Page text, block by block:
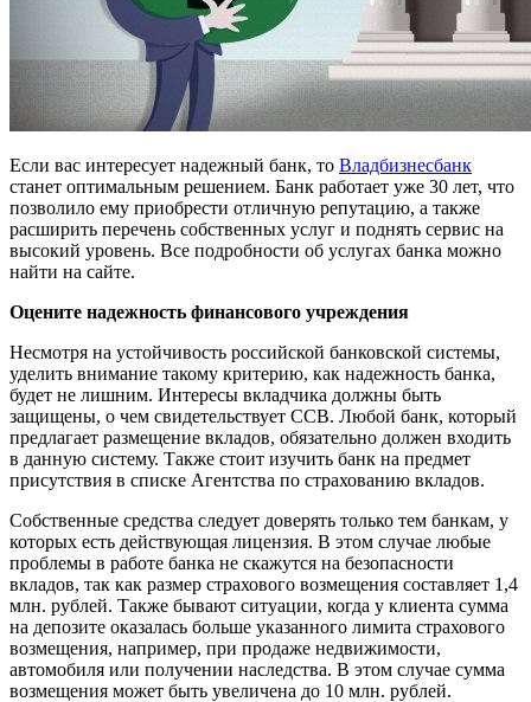
Если вас интересует надежный банк, то Владбизнесбанк
станет оптимальным решением. Банк работает уже 30 лет, что
позволило ему приобрести отличную репутацию, а также
расширить перечень собственных услуг и поднять сервис на
высокий уровень. Все подробности об услугах банка можно
найти на сайте.
Оцените надежность финансового учреждения
Несмотря на устойчивость российской банковской системы,
уделить внимание такому критерию, как надежность банка,
будет не лишним. Интересы вкладчика должны быть
защищены, о чем свидетельствует ССВ. Любой банк, который
предлагает размещение вкладов, обязательно должен входить
в данную систему. Также стоит изучить банк на предмет
присутствия в списке Агентства по страхованию вкладов.
Собственные средства следует доверять только тем банкам, у
которых есть действующая лицензия. В этом случае любые
проблемы в работе банка не скажутся на безопасности
вкладов, так как размер страхового возмещения составляет 1,4
млн. рублей. Также бывают ситуации, когда у клиента сумма
на депозите оказалась больше указанного лимита страхового
возмещения, например, при продаже недвижимости,
автомобиля или получении наследства. В этом случае сумма
возмещения может быть увеличена до 10 млн. рублей.